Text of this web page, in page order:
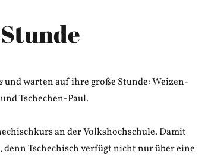
und warten auf ihre große Stunde: Weizen-
Tschechen-Paul.
an der Volkshochschule. Damit
Tschechisch verfügt nicht nur über eine